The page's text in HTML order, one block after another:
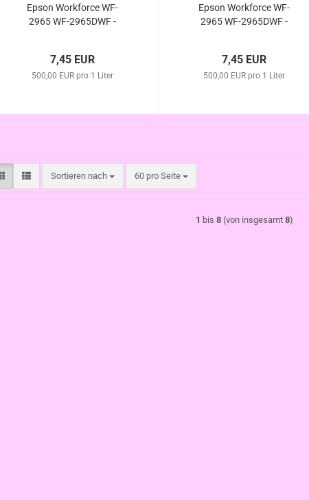
Epson Workforce WF-
2965 WF-2965DWF -
7,45 EUR
500,00 EUR pro 1 Liter
Epson Workforce WF-
2965 WF-2965DWF -
7,45 EUR
500,00 EUR pro 1 Liter
Sortieren nach
Sortieren nach 60 pro Seite
pro Seite
1 bis 8 (von insgesamt 8)